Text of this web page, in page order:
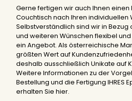
Gerne fertigen wir auch Ihnen einen
Couchtisch nach Ihren individuellen
Selbstverständlich sind wir in Bezug
und weiteren Wünschen flexibel
ein Angebot. Als österreichische
größten Wert auf
deshalb ausschließlich Unikate auf
Weitere Informationen zu der
Bestellung und die Fertigung IHRES
erhalten Sie hier.